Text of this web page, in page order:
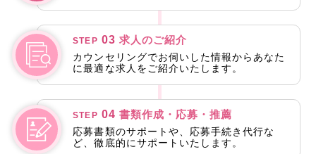
STEP 03 求人のご紹介
カウンセリングでお伺いした情報からあなた
に最適な求人をご紹介いたします。
STEP 04 書類作成・応募・推薦
応募書類のサポートや、応募手続き代行な
ど、徹底的にサポートいたします。